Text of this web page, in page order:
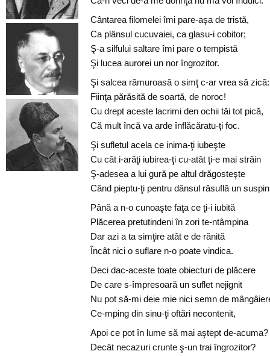
Cântarea filomelei îmi pare-aşa de tristă,
Ca plânsul cucuvaiei, ca glasu-i cobitor;
Ş-a silfului saltare îmi pare o tempistă
Şi lucea aurorei un nor îngrozitor.
Şi salcea rămuroasă o simţ c-ar vrea să zică:
Fiinţa părăsită de soartă, de noroc!
Cu drept aceste lacrimi den ochii tăi tot pică,
Că mult încă va arde înflăcăratu-ţi foc.
Şi sufletul acela ce inima-ţi iubeşte
Cu cât i-arăţi iubirea-ţi cu-atât ţi-e mai străin
Ş-adesea a lui gură pe altul drăgosteşte
Când pieptu-ţi pentru dânsul răsuflă un
Până a n-o cunoaşte faţa ce ţi-i iubită
Plăcerea pretutindeni în zori te-ntâmpina
Dar azi a ta simţire atât e de rănită
Încât nici o suflare n-o poate vindica.
Deci dac-aceste toate obiecturi de plăcere
De care s-împresoară un suflet nejignit
Nu pot să-mi deie mie nici semn de
Ce-mping din sinu-ţi oftări necontenit,
Apoi ce pot în lume să mai aştept de-acuma?
Decât necazuri crunte ş-un trai îngrozitor?